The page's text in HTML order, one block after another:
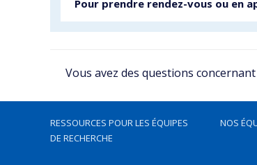
Pour prendre rendez-vous ou en
Vous avez des questions
RESSOURCES POUR LES ÉQUIPES
DE RECHERCHE
NOS